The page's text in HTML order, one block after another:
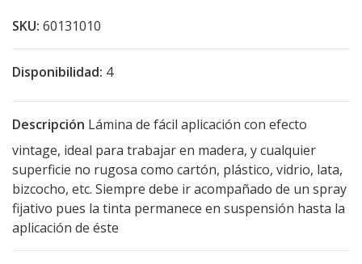
SKU: 60131010
Disponibilidad: 4
Descripción Lámina de fácil aplicación con efecto
vintage, ideal para trabajar en madera, y cualquier
superficie no rugosa como cartón, plástico, vidrio, lata,
bizcocho, etc. Siempre debe ir acompañado de un spray
fijativo pues la tinta permanece en suspensión hasta la
aplicación de éste